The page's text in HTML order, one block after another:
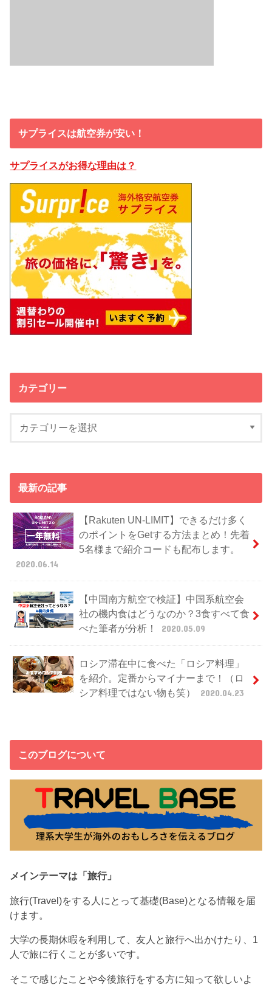
サプライスは航空券が安い！
サプライスがお得な理由は？
カテゴリー
最新の記事
【Rakuten UN-LIMIT】できるだけ多く
のポイントをGetする方法まとめ！先着
5名様まで紹介コードも配布します。
2020.06.14
【中国南方航空で検証】中国系航空会
社の機内食はどうなのか？3食すべて食
べた筆者が分析！
2020.05.09
ロシア滞在中に食べた「ロシア料理」
を紹介。定番からマイナーまで！（ロ
シア料理ではない物も笑）
2020.04.23
このブログについて
メインテーマは「旅行」
旅行(Travel)をする人にとって基礎(Base)となる情報を届
けます。
大学の長期休暇を利用して、友人と旅行へ出かけたり、1
人で旅に行くことが多いです。
そこで感じたことや今後旅行をする方に知って欲しいよ